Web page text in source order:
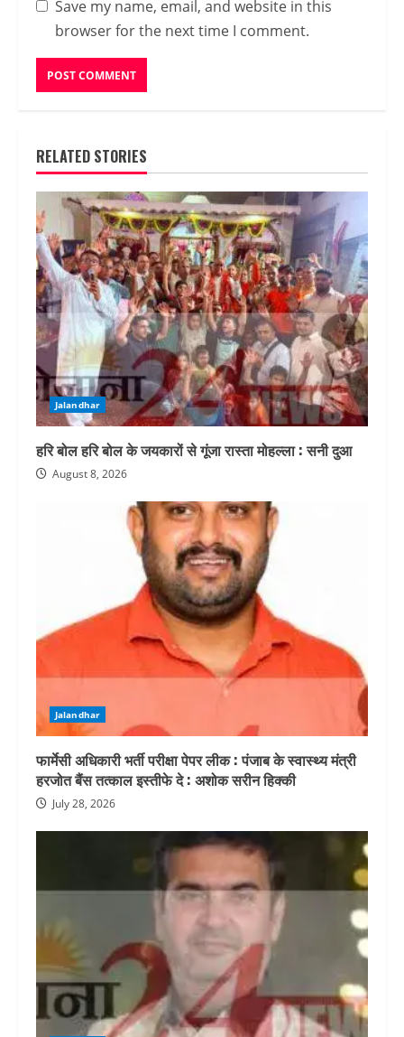
Save my name, email, and website in this
browser for the next time I comment.
RELATED STORIES
Jalandhar
हरि बोल हरि बोल के जयकारों से गूंजा रास्ता मोहल्ला : सनी दुआ
August 8, 2026
Jalandhar
फार्मेसी अधिकारी भर्ती परीक्षा पेपर लीक : पंजाब के स्वास्थ्य मंत्री
हरजोत बैंस तत्काल इस्तीफे दे : अशोक सरीन हिक्की
July 28, 2026